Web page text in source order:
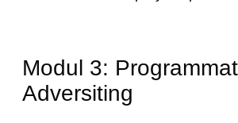
Modul 3:
Adversiting